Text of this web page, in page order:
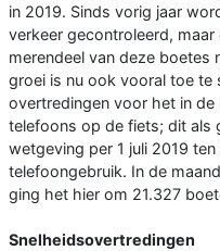
in 2019. Sinds vorig jaar
verkeer gecontroleerd,
merendeel van deze boetes
groei is nu ook vooral toe te
overtredingen voor het in
telefoons op de fiets; dit als
wetgeving per 1 juli 2019
telefoongebruik. In de
ging het hier om 21.327
Snelheidsovertredingen